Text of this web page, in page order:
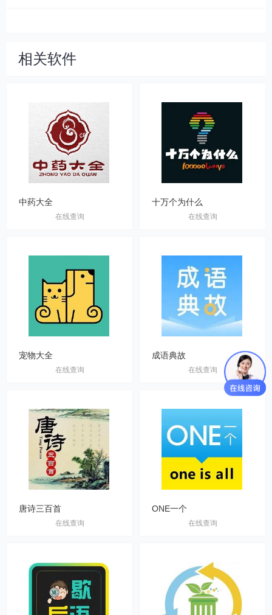
相关软件
中药大全
在线查询
十万个为什么
在线查询
宠物大全
在线查询
成语典故
在线查询
唐诗三百首
在线查询
ONE一个
在线查询